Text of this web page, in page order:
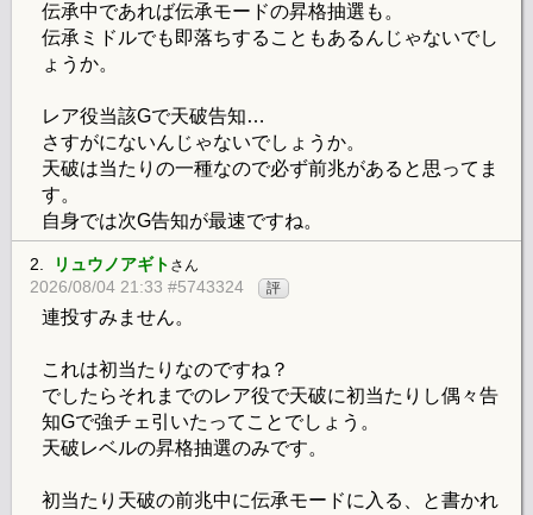
伝承中であれば伝承モードの昇格抽選も。
伝承ミドルでも即落ちすることもあるんじゃないでし
ょうか。
レア役当該Gで天破告知…
さすがにないんじゃないでしょうか。
天破は当たりの一種なので必ず前兆があると思ってま
す。
自身では次G告知が最速ですね。
2. リュウノアギト さん
2026/08/04 21:33 #5743324 評
連投すみません。
これは初当たりなのですね？
でしたらそれまでのレア役で天破に初当たりし偶々告
知Gで強チェ引いたってことでしょう。
天破レベルの昇格抽選のみです。
初当たり天破の前兆中に伝承モードに入る、と書かれ